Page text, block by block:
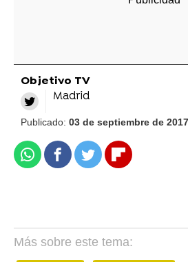
Objetivo TV
Madrid
Publicado: 03 de septiembre de
WhatsappFacebook
TwitterFlipboard
Más sobre este tema: